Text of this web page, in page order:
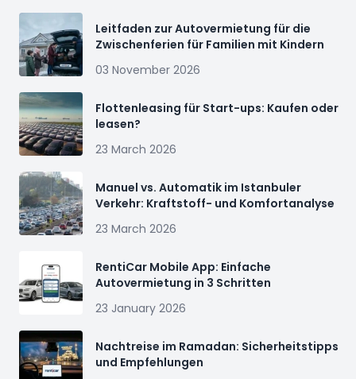
Leitfaden zur Autovermietung für die
Zwischenferien für Familien mit Kindern
03 November 2026
Flottenleasing für Start-ups: Kaufen oder
leasen?
23 March 2026
Manuel vs. Automatik im Istanbuler
Verkehr: Kraftstoff- und Komfortanalyse
23 March 2026
RentiCar Mobile App: Einfache
Autovermietung in 3 Schritten
23 January 2026
Nachtreise im Ramadan: Sicherheitstipps
und Empfehlungen